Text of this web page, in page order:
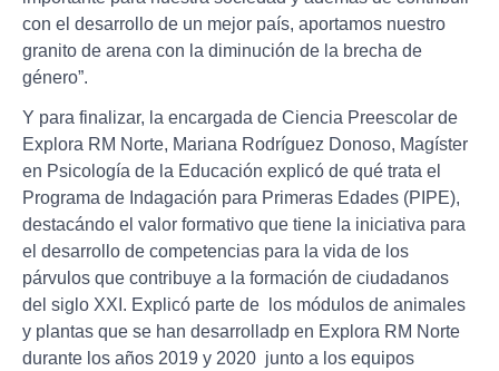
con el desarrollo de un mejor país, aportamos nuestro
granito de arena con la diminución de la brecha de
género”.
Y para finalizar, la encargada de Ciencia Preescolar de
Explora RM Norte, Mariana Rodríguez Donoso, Magíster
en Psicología de la Educación explicó de qué trata el
Programa de Indagación para Primeras Edades (PIPE),
destacándo el valor formativo que tiene la iniciativa para
el desarrollo de competencias para la vida de los
párvulos que contribuye a la formación de ciudadanos
del siglo XXI. Explicó parte de los módulos de animales
y plantas que se han desarrolladp en Explora RM Norte
durante los años 2019 y 2020 junto a los equipos